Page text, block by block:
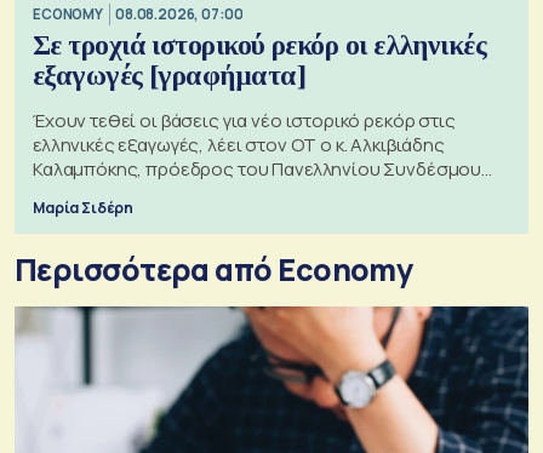
ECONOMY 08.08.2026, 07:00
Σε τροχιά ιστορικού ρεκόρ οι ελληνικές
εξαγωγές [γραφήματα]
Έχουν τεθεί οι βάσεις για νέο ιστορικό ρεκόρ στις
ελληνικές εξαγωγές, λέει στον ΟΤ ο κ. Αλκιβιάδης
Καλαμπόκης, πρόεδρος του Πανελληνίου Συνδέσμου
Μαρία Σιδέρη
Περισσότερα από Economy